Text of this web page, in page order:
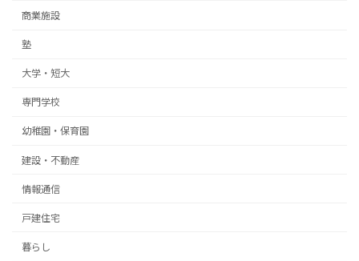
商業施設
塾
大学・短大
専門学校
幼稚園・保育園
建設・不動産
情報通信
戸建住宅
暮らし